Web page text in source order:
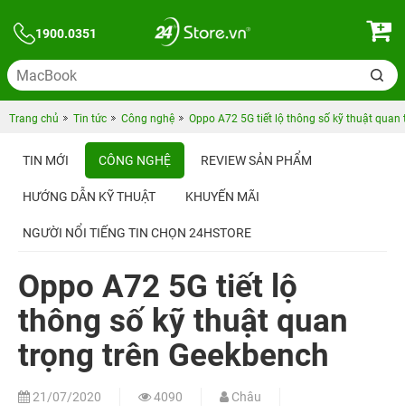
1900.0351
Trang chủ Tin tức Công nghệ Oppo A72 5G tiết lộ thông số kỹ thuật quan
TIN MỚI CÔNG NGHỆ REVIEW SẢN PHẨM
HƯỚNG DẪN KỸ THUẬT KHUYẾN MÃI
NGƯỜI NỔI TIẾNG TIN CHỌN 24HSTORE
Oppo A72 5G tiết lộ
thông số kỹ thuật quan
trọng trên Geekbench
21/07/2020 4090 Châu